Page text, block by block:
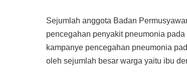
Sejumlah anggota Badan
pencegahan penyakit pneumonia
kampanye pencegahan pneumonia
oleh sejumlah besar warga yaitu ibu